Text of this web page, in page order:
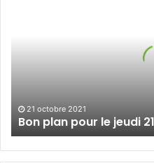
21 octobre 2021
Bon plan pour le jeudi